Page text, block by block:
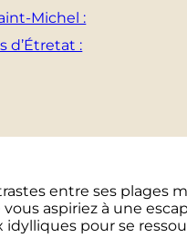
Michel :
d’Étretat :
entre ses plages
vous aspiriez à une
pour se